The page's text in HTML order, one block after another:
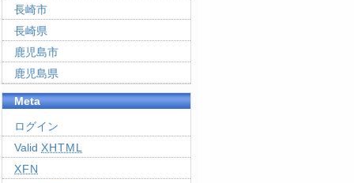
長崎市
長崎県
鹿児島市
鹿児島県
Meta
ログイン
Valid XHTML
XFN